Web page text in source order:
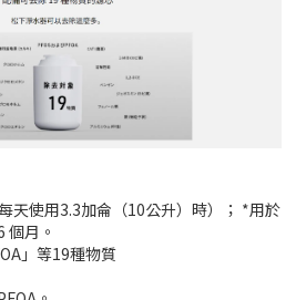
天使用3.3加侖（10公升）時）； *用於
個月。
」等19種物質